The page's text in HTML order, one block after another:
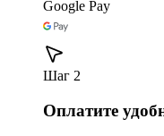
Google Pay
Шаг 2
Оплатите